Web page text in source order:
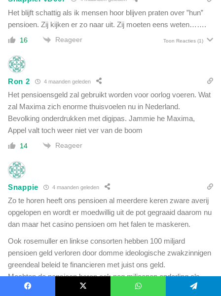
Het blijft schattig als ik mensen hoor blijven praten over ”hun”
pensioen. Zij kijken er zo naar uit. Zij moeten eens weten…….
16 Reageer Toon Reacties (1)
Ron 2 4 maanden geleden
Het pensioensgeld zal gebruikt worden voor oorlog voeren. Wat
zal Maxima zich enorme thuisvoelen nu in Nederland.
Bevolking onderdrukken met digipas. Jammie he Maxima,
Appel valt toch weer niet ver van de boom
14 Reageer
Snappie 4 maanden geleden
Zo te horen heeft ons pensioen al meerdere keren zware averij
opgelopen en wordt er moedwillig uit de pot gegraaid daarom nu
dan maar het casino pensioen om het falen te maskeren.
Ook rosemuller en linkse consorten hebben 100 miljard
pensioen geld verloren door domme ideologische zwakzinnigen
greendeal beleid te financieren met juist ons geld.
Mochten de pensioen heren ook nog miljoenen onderling als
bonus verdelen, echt CRIMINEEL.